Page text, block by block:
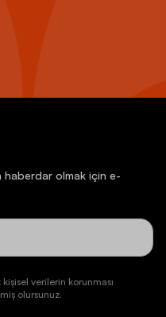
haberdar olmak için e-
verilerin korunması
olursunuz.